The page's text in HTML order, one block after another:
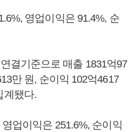
영업이익은 91.4%, 순
결기준으로 매출 1831억97
만 원, 순이익 102억4617
계됐다.
업이익은 251.6%, 순이익